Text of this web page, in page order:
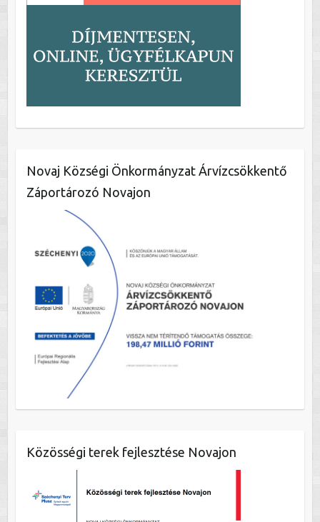
Novaj Községi Önkormányzat Árvízcsökkentő
Záportározó Novajon
Közösségi terek fejlesztése Novajon